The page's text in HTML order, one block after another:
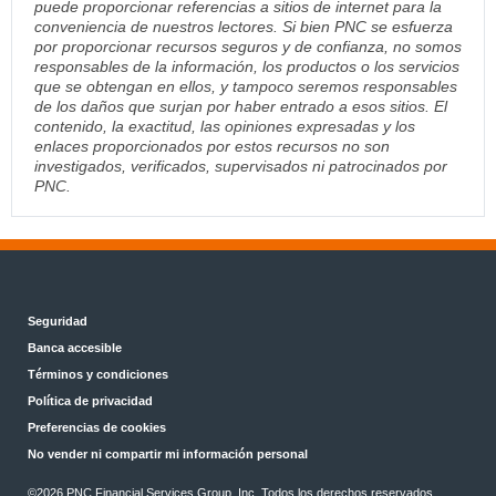
puede proporcionar referencias a sitios de internet para la
conveniencia de nuestros lectores. Si bien PNC se esfuerza
por proporcionar recursos seguros y de confianza, no somos
responsables de la información, los productos o los servicios
que se obtengan en ellos, y tampoco seremos responsables
de los daños que surjan por haber entrado a esos sitios. El
contenido, la exactitud, las opiniones expresadas y los
enlaces proporcionados por estos recursos no son
investigados, verificados, supervisados ni patrocinados por
PNC.
Seguridad
Banca accesible
Términos y condiciones
Política de privacidad
Preferencias de cookies
No vender ni compartir mi información personal
©2026 PNC Financial Services Group, Inc. Todos los derechos reservados.